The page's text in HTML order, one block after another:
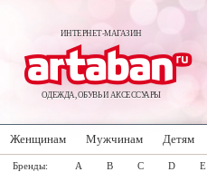
ИНТЕРНЕТ-МАГАЗИН
ОДЕЖДА, ОБУВЬ И АКСЕССУАРЫ
Женщинам Мужчинам Детям
Бренды: A B C D E